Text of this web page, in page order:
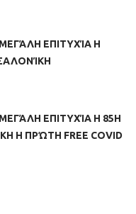
ΕΠΙΤΥΧΊΑ Η
ΕΠΙΤΥΧΊΑ Η 85Η
Η ΠΡΏΤΗ FREE COVID